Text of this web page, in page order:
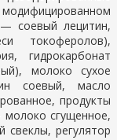
соевый лецитин,
токоферолов),
гидрокарбонат
молоко сухое
соевый, масло
продукты
сгущенное,
свеклы, регулятор